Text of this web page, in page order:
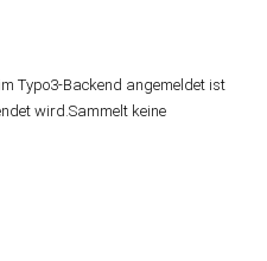
Typo3-Backend angemeldet ist
wird.Sammelt keine